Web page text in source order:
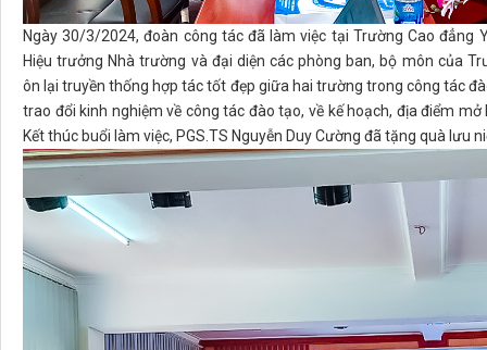
Ngày 30/3/2024, đoàn công tác đã làm việc tại Trường Cao đẳng
Hiệu trưởng Nhà trường và đại diện các phòng ban, bộ môn của
ôn lại truyền thống hợp tác tốt đẹp giữa hai trường trong công tác
trao đổi kinh nghiệm về công tác đào tạo, về kế hoạch, địa điểm
Kết thúc buổi làm việc, PGS.TS Nguyễn Duy Cường đã tặng quà lưu